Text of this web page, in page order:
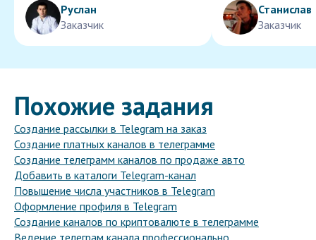
Руслан
Заказчик
Станислав
Заказчик
Похожие задания
Создание рассылки в Telegram на заказ
Создание платных каналов в телеграмме
Создание телеграмм каналов по продаже авто
Добавить в каталоги Telegram-канал
Повышение числа участников в Telegram
Оформление профиля в Telegram
Создание каналов по криптовалюте в телеграмме